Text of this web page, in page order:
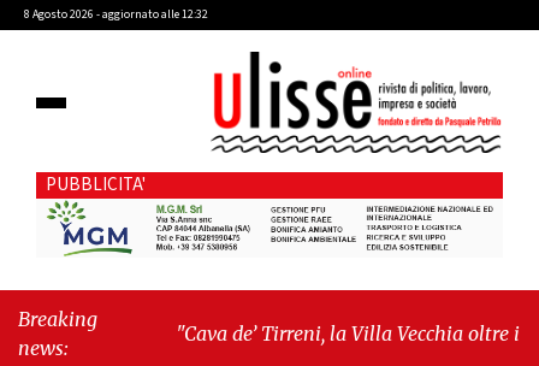
8 Agosto 2026 - aggiornato alle 12:32
PUBBLICITA'
Breaking
news:
"Cava de’ Tirreni, la Villa Vecchia oltre i